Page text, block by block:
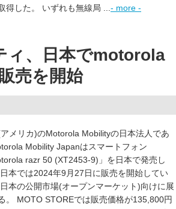
得した。 いずれも無線局 ... - more -
ィ、日本でmotorola
売を開始
メリカ)のMotorola Mobilityの日本法人であ
Mobility Japanはスマートフォン
razr 50 (XT2453-9)」を日本で発売し
本では2024年9月27日に販売を開始してい
本の公開市場(オープンマーケット)向けに展
。 MOTO STOREでは販売価格が135,800円